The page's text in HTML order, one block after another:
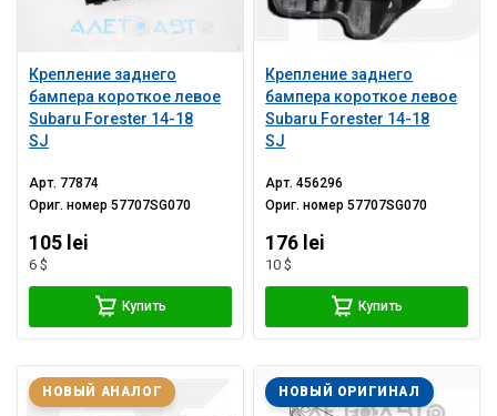
Крепление заднего
бампера короткое левое
Subaru Forester 14-18
SJ
Арт. 77874
Ориг. номер57707SG070
105 lei
6 $
Купить
Крепление заднего
бампера короткое левое
Subaru Forester 14-18
SJ
Арт.456296
Ориг. номер57707SG070
176 lei
10 $
Купить
НОВЫЙ АНАЛОГ НОВЫЙ ОРИГИНАЛ